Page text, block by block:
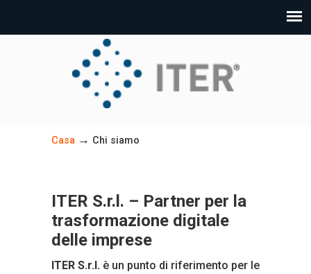
Casa → Chi siamo
ITER S.r.l. – Partner per la
trasformazione digitale
delle imprese
ITER S.r.l. è un punto di riferimento per le